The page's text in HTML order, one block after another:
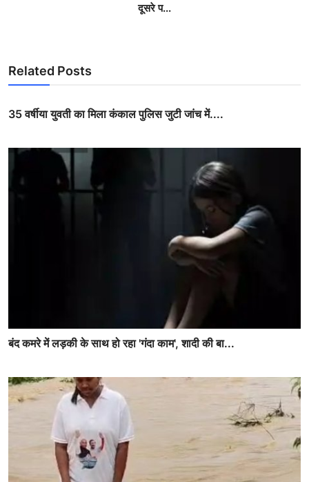
दूसरे प...
Related Posts
35 वर्षीया युवती का मिला कंकाल पुलिस जुटी जांच में....
बंद कमरे में लड़की के साथ हो रहा 'गंदा काम', शादी की बा...